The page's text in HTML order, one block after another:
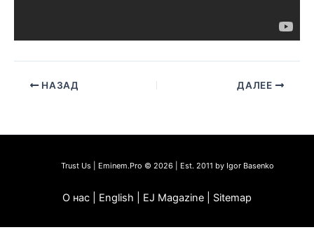
НАЗАД ДАЛЕЕ
Trust Us | Eminem.Pro © 2026 | Est. 2011 by Igor Basenko
О нас | English | EJ Magazine | Sitemap